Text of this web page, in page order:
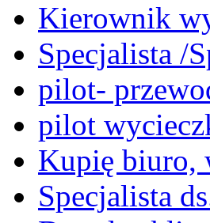
Kierownik
Specjalista /
pilot-
pilot
Kupię biuro,
Specjalista